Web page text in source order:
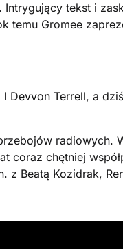
tekst i
temu Gromee
I Devvon Terrell, a
radiowych.
coraz chętniej
z Beatą Kozidrak,